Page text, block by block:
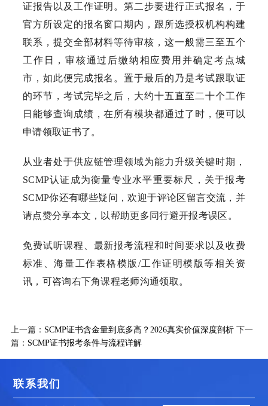
证报告以及工作证明。第二步要进行正式报名，于
官方所设定的报名窗口期内，跟所选授权机构构建
联系，提交全部材料等待审核，这一般需三至五个
工作日，审核通过后缴纳相应费用并确定考点城
市，如此便完成报名。置于最后的乃是考试跟取证
的环节，考试完毕之后，大约十五直至二十个工作
日能够查询成绩，在所有模块都通过了时，便可以
申请领取证书了。
从业者处于供应链管理领域为能力升级关键时期，
SCMP认证成为衡量专业水平重要标尺，关于报考
SCMP你还有哪些疑问，欢迎于评论区留言交流，并
请点赞分享本文，以帮助更多同行避开报考误区。
免费试听课程、最新报考流程和时间要求以及收费
标准、海量工作表格模版/工作证明模版等相关资
讯，可咨询右下角课程老师沟通领取。
上一篇： SCMP证书含金量到底多高？2026真实价值深度剖析下一
篇： SCMP证书报考条件与流程详解
联系我们